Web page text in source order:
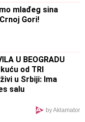
mlađeg sina
Gori!
U BEOGRADU
od TRI
u Srbiji: Ima
salu
by Aklamator